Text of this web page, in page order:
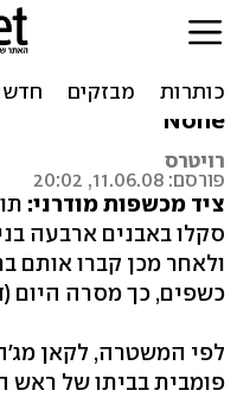
הודו:
בכשפים
None
רויטרס
פורסם: 11.06.08, 20:02
ציד מכשפות מודרני:
סקלו באבנים ארבעה
ולאחר מכן קברו אותם
כשפים, כך מסרה היום
פומבית בביתו של ראש